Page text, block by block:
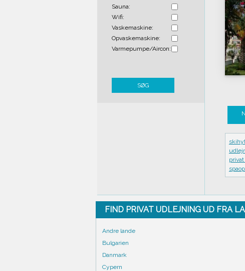
Sauna:
Wifi:
Vaskemaskine:
Opvaskemaskine:
Varmepumpe/Aircon:
SØG
FIND PRIVAT UDLEJNING UD FRA
Andre lande
Bulgarien
Danmark
Cypern